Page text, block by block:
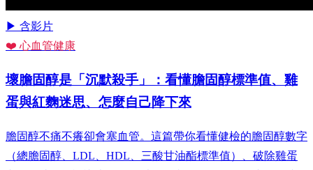
▶ 含影片
❤️ 心血管健康
壞膽固醇是「沉默殺手」：看懂膽固醇標準值、雞
蛋與紅麴迷思、怎麼自己降下來
膽固醇不痛不癢卻會塞血管。這篇帶你看懂健檢的膽固醇數字
（總膽固醇、LDL、HDL、三酸甘油酯標準值）、破除雞蛋